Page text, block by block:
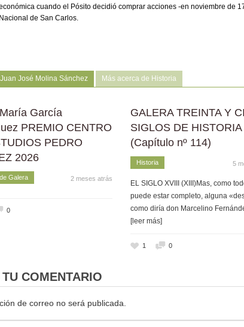
cuando el Pósito decidió comprar acciones -en noviembre de
de San Carlos.
José Molina Sánchez Más acerca de Historia
García
PREMIO CENTRO
PEDRO
2026
Galera 2 meses atrás
0
GALERA TREINTA Y
SIGLOS DE HISTORIA
(Capítulo nº 114)
Historia 5
EL SIGLO XVIII (XIII)Mas, como
puede estar completo, alguna
como diría don Marcelino
[leer más]
1 0
COMENTARIO
de correo no será publicada.